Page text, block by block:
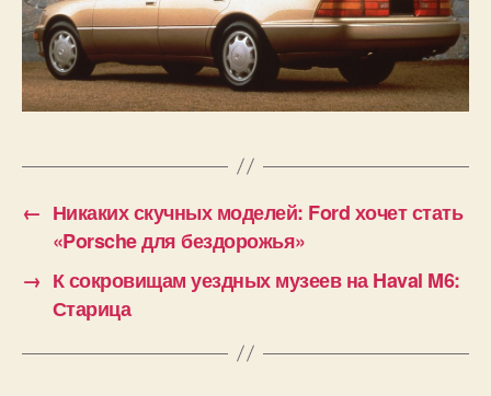
← Никаких скучных моделей: Ford хочет стать
«Porsche для бездорожья»
→ К сокровищам уездных музеев на Haval M6:
Старица